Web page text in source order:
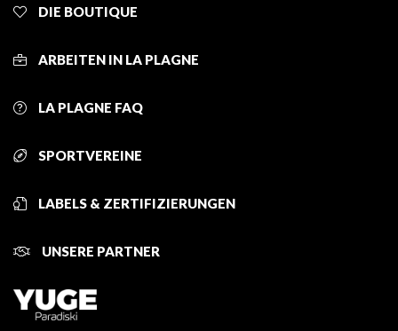
DIE BOUTIQUE
ARBEITEN IN LA PLAGNE
LA PLAGNE FAQ
SPORTVEREINE
LABELS & ZERTIFIZIERUNGEN
UNSERE PARTNER